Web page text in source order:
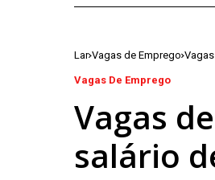
Lar Vagas de Emprego
Vagas De Emprego
Vagas
salário